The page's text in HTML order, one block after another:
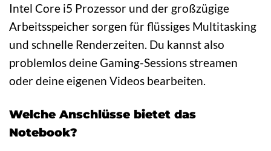
Intel Core i5 Prozessor und der großzügige
Arbeitsspeicher sorgen für flüssiges Multitasking
und schnelle Renderzeiten. Du kannst also
problemlos deine Gaming-Sessions streamen
oder deine eigenen Videos bearbeiten.
Welche Anschlüsse bietet das
Notebook?